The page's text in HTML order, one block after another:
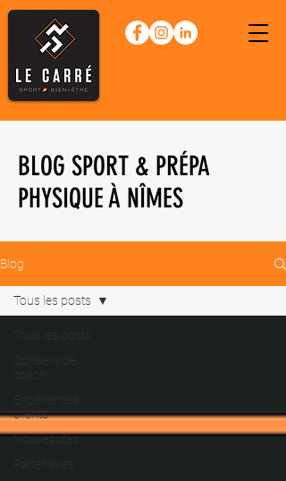
BLOG SPORT & PRÉPA
PHYSIQUE À NÎMES
Blog
Tous les posts
Conseils de
Expériences
clients
Nouveautés
Partenaires
Tous les posts